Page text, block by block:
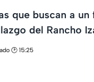
que buscan a
del Rancho
🕑 15:25